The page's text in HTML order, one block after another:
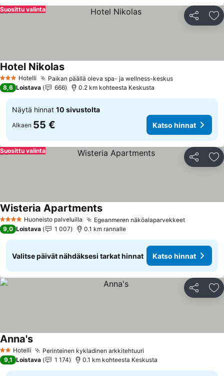
Jaa
Suosittu valinta
3 Tähtiluokitus
Hotelli Paikan päällä oleva spa- ja wellness-keskus
Hotel Nikolas
8,6 Loistava 666 0.2 km kohteesta Keskusta
Näytä hinnat 10 sivustolta
Alkaen 55 € Katso hinnat
Jaa
Suosittu valinta
4 TähtiluokitusHuoneisto palveluilla Egeanmeren näköalaparvekkeet
Wisteria Apartments
9,0 Loistava 1 007 0.1 km rannalle
Valitse päivät nähdäksesi tarkat hinnat Katso hinnat
Jaa
2 Tähtiluokitus
Hotelli Perinteinen kykladinen arkkitehtuuri
Anna's
9,1 Loistava 1 174 0.1 km kohteesta Keskusta